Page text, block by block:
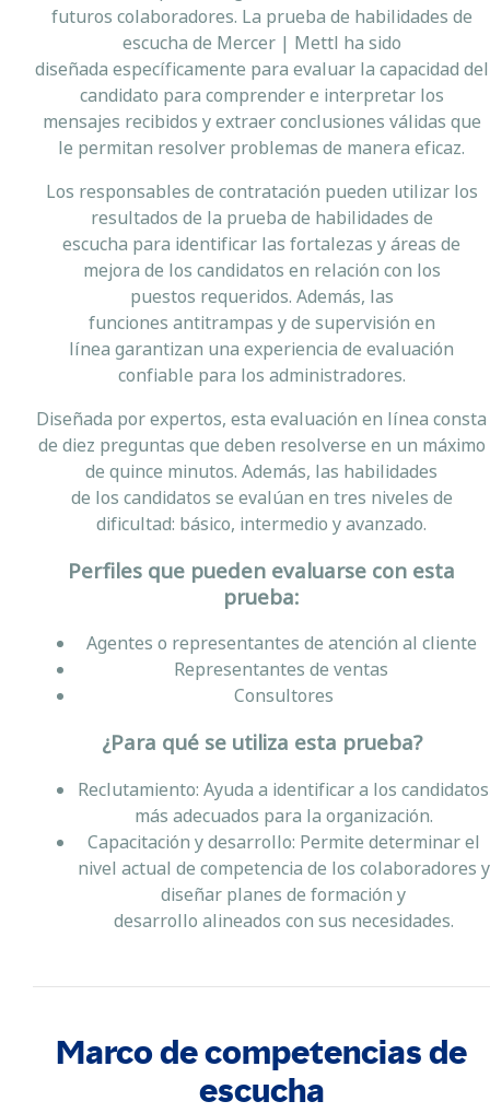
futuros colaboradores. La prueba de habilidades de
escucha de Mercer | Mettl ha sido
diseñada específicamente para evaluar la capacidad del
candidato para comprender e interpretar los
mensajes recibidos y extraer conclusiones válidas que
le permitan resolver problemas de manera eficaz.
Los responsables de contratación pueden utilizar los
resultados de la prueba de habilidades de
escucha para identificar las fortalezas y áreas de
mejora de los candidatos en relación con los
puestos requeridos. Además, las
funciones antitrampas y de supervisión en
línea garantizan una experiencia de evaluación
confiable para los administradores.
Diseñada por expertos, esta evaluación en línea consta
de diez preguntas que deben resolverse en un máximo
de quince minutos. Además, las habilidades
de los candidatos se evalúan en tres niveles de
dificultad: básico, intermedio y avanzado.
Perfiles que pueden evaluarse con esta
prueba:
Agentes o representantes de atención al cliente
Representantes de ventas
Consultores
¿Para qué se utiliza esta prueba?
Reclutamiento: Ayuda a identificar a los candidatos
más adecuados para la organización.
Capacitación y desarrollo: Permite determinar el
nivel actual de competencia de los colaboradores y
diseñar planes de formación y
desarrollo alineados con sus necesidades.
Marco de competencias de
escucha